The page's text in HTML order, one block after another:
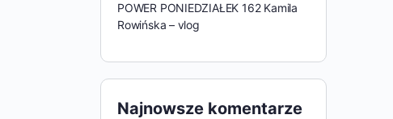
POWER PONIEDZIAŁEK 162 Kamila
Rowińska – vlog
Najnowsze komentarze